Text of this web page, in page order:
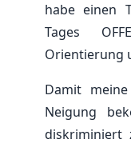
habe einen
Tages
Orientierung
Damit
Neigung
diskriminiert